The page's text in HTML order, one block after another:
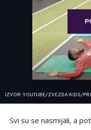
IZVOR: YOUTUBE/ZVEZDA KIDS/
Svi su se nasmijali, a